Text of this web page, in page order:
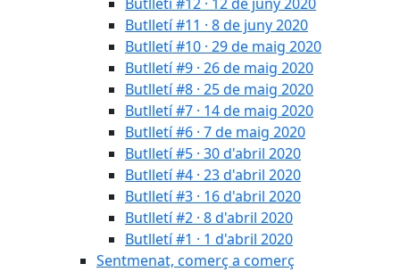
Butlletí #11 · 8 de juny 2020
Butlletí #10 · 29 de maig 2020
Butlletí #9 · 26 de maig 2020
Butlletí #8 · 25 de maig 2020
Butlletí #7 · 14 de maig 2020
Butlletí #6 · 7 de maig 2020
Butlletí #5 · 30 d'abril 2020
Butlletí #4 · 23 d'abril 2020
Butlletí #3 · 16 d'abril 2020
Butlletí #2 · 8 d'abril 2020
Butlletí #1 · 1 d'abril 2020
Sentmenat, comerç a comerç